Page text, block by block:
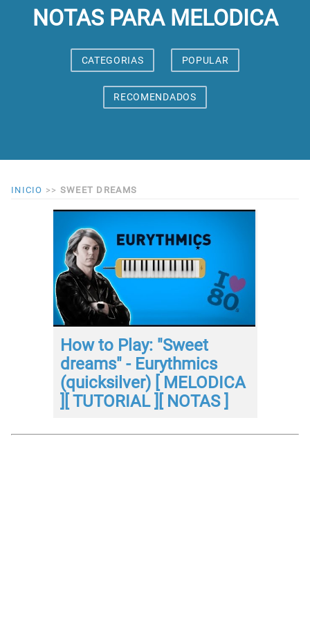
NOTAS PARA MELODICA
CATEGORIAS POPULAR
RECOMENDADOS
INICIO >> SWEET DREAMS
How to Play: "Sweet
dreams" - Eurythmics
(quicksilver) [ MELODICA
][ TUTORIAL ][ NOTAS ]